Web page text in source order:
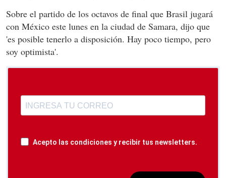
Sobre el partido de los octavos de final que Brasil jugará
con México este lunes en la ciudad de Samara, dijo que
'es posible tenerlo a disposición. Hay poco tiempo, pero
soy optimista'.
Acepto las condiciones y recibir tus newsletters.